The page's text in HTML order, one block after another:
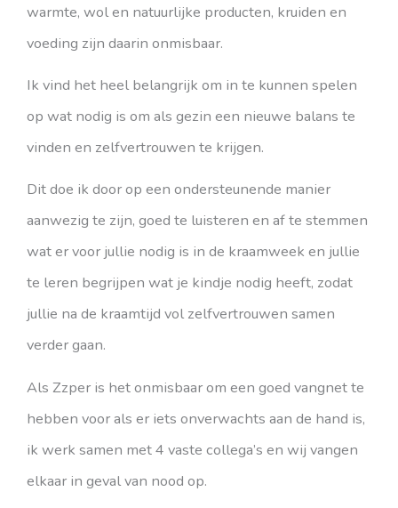
warmte, wol en natuurlijke producten, kruiden en
voeding zijn daarin onmisbaar.
Ik vind het heel belangrijk om in te kunnen spelen
op wat nodig is om als gezin een nieuwe balans te
vinden en zelfvertrouwen te krijgen.
Dit doe ik door op een ondersteunende manier
aanwezig te zijn, goed te luisteren en af te stemmen
wat er voor jullie nodig is in de kraamweek en jullie
te leren begrijpen wat je kindje nodig heeft, zodat
jullie na de kraamtijd vol zelfvertrouwen samen
verder gaan.
Als Zzper is het onmisbaar om een goed vangnet te
hebben voor als er iets onverwachts aan de hand is,
ik werk samen met 4 vaste collega’s en wij vangen
elkaar in geval van nood op.